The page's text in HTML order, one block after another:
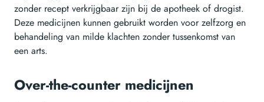
zonder recept verkrijgbaar zijn bij de apotheek of drogist.
Deze medicijnen kunnen gebruikt worden voor zelfzorg en
behandeling van milde klachten zonder tussenkomst van
een arts.
Over-the-counter medicijnen